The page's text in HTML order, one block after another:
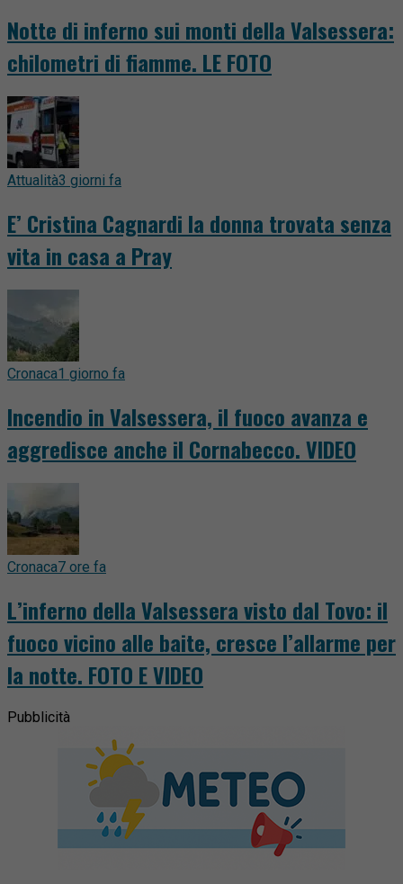
Notte di inferno sui monti della Valsessera:
chilometri di fiamme. LE FOTO
Attualità3 giorni fa
E’ Cristina Cagnardi la donna trovata senza
vita in casa a Pray
Cronaca1 giorno fa
Incendio in Valsessera, il fuoco avanza e
aggredisce anche il Cornabecco. VIDEO
Cronaca7 ore fa
L’inferno della Valsessera visto dal Tovo: il
fuoco vicino alle baite, cresce l’allarme per
la notte. FOTO E VIDEO
Pubblicità